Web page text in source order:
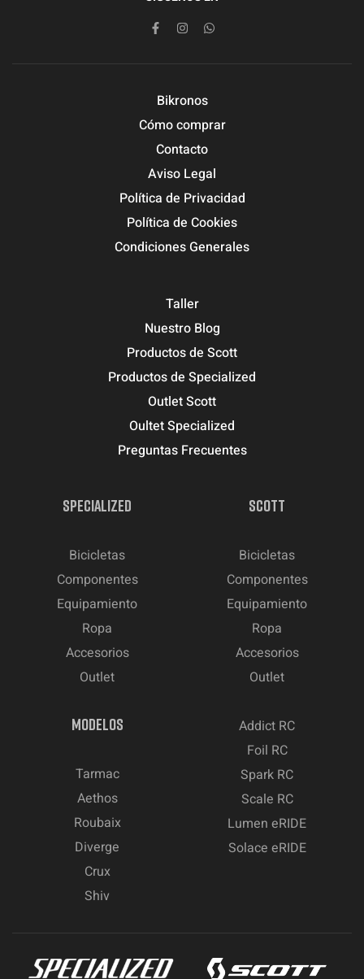
Bikronos
Cómo comprar
Contacto
Aviso Legal
Política de Privacidad
Política de Cookies
Condiciones Generales
Taller
Nuestro Blog
Productos de Scott
Productos de Specialized
Outlet Scott
Oultet Specialized
Preguntas Frecuentes
SPECIALIZED
Bicicletas
Componentes
Equipamiento
Ropa
Accesorios
Outlet
SCOTT
Bicicletas
Componentes
Equipamiento
Ropa
Accesorios
Outlet
MODELOS
Tarmac
Aethos
Roubaix
Diverge
Crux
Shiv
Addict RC
Foil RC
Spark RC
Scale RC
Lumen eRIDE
Solace eRIDE